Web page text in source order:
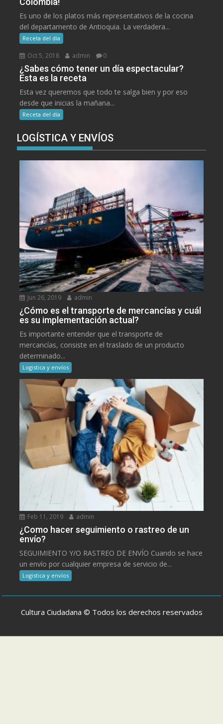
Es uno de los platos más representativos de la cocina
del departamento de Antioquia. La verdadera...
Receta del día
Oct 5, 2018 admin 0
¿Sabes cómo tener un día espectacular?
Esta es la receta
Esta vez queremos que todo te salga bien y por eso
desde que inicias la mañana...
Receta del día
LOGÍSTICA Y ENVÍOS
Jun 26, 2019 admin
¿Cómo es el transporte de mercancías y cuál
es su implementación actual?
Es importante entender que el transporte de
mercancías, consiste en el traslado de un producto
determinado...
Logistica y envíos
Feb 11, 2019 admin
¿Como hacer seguimiento o rastreo de un
envío?
SEGUIMIENTO Y/O RASTREO DE ENVÍO Cuando se hace
un envío por cualquier empresa de servicio de...
Logistica y envíos
Cultura Ciudadana © Todos los derechos reservados